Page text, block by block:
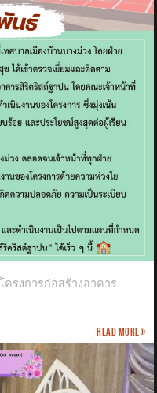
รงการก่อสร้างอาคาร
Read more »